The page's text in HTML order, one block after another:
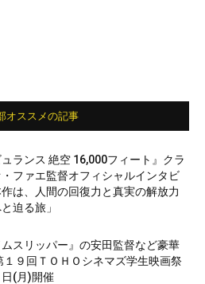
オススメの記事
ュランス 絶空 16,000フィート』クラ
ファエ監督オフィシャルインタビ
作は、人間の回復力と真実の解放力
迫る旅」
ムスリッパー』の安田監督など豪華
１９回ＴＯＨＯシネマズ学生映画祭
日(月)開催